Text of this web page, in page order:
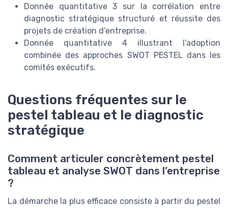
Donnée quantitative 3 sur la corrélation entre
diagnostic stratégique structuré et réussite des
projets de création d’entreprise.
Donnée quantitative 4 illustrant l’adoption
combinée des approches SWOT PESTEL dans les
comités exécutifs.
Questions fréquentes sur le
pestel tableau et le diagnostic
stratégique
Comment articuler concrètement pestel
tableau et analyse SWOT dans l’entreprise
?
La démarche la plus efficace consiste à partir du pestel